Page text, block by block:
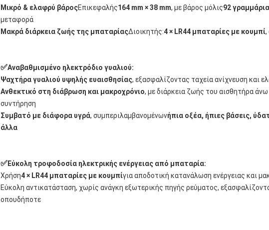
Μικρό & ελαφρύ βάροςΕπικεφαλής164 mm × 38 mm, με βάρος μόλις92 γραμμάρια
μεταφορά
Μακρά διάρκεια ζωής της μπαταρίαςΔιοικητής:4 × LR44 μπαταρίες με κουμπί,
✅Αναβαθμισμένο ηλεκτρόδιο γυαλιού:
Ψαχτήρα γυαλιού υψηλής ευαισθησίας, εξασφαλίζοντας ταχεία ανίχνευση και
Ανθεκτικό στη διάβρωση και μακροχρόνιο, με διάρκεια ζωής του αισθητήρα
συντήρηση
Συμβατό με διάφορα υγρά, συμπεριλαμβανομένωνήπια οξέα, ήπιες βάσεις,
άλλα
✅Εύκολη τροφοδοσία ηλεκτρικής ενέργειας από μπαταρία:
Χρήση4 × LR44 μπαταρίες με κουμπίγια αποδοτική κατανάλωση ενέργειας και
Εύκολη αντικατάσταση, χωρίς ανάγκη εξωτερικής πηγής ρεύματος,
οπουδήποτε